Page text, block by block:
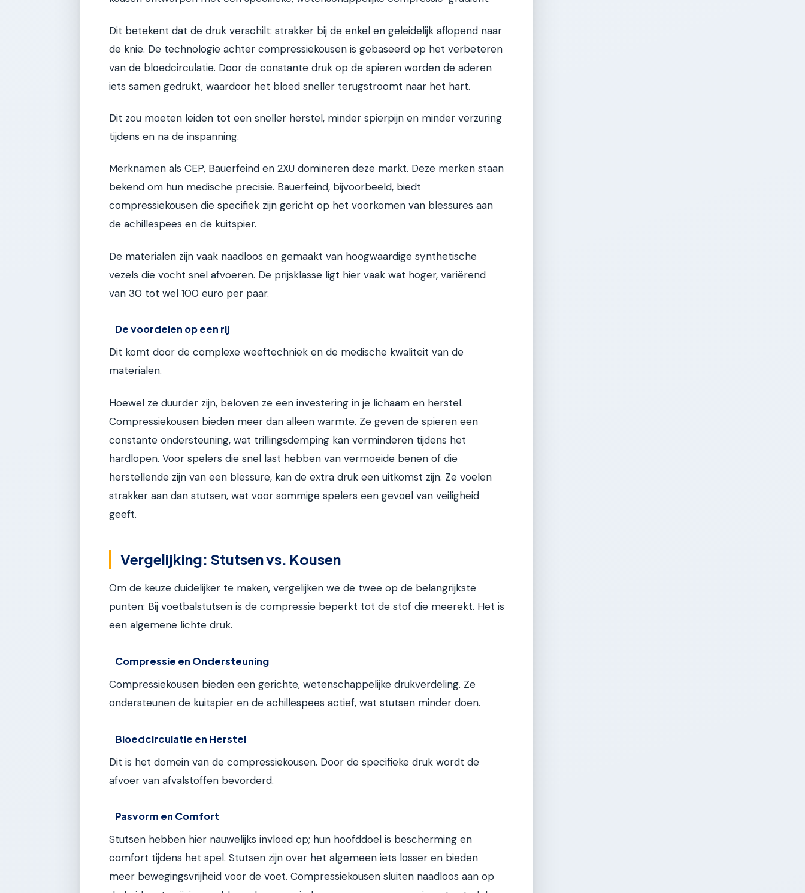
Dit betekent dat de druk verschilt: strakker bij de enkel en geleidelijk aflopend naar
de knie. De technologie achter compressiekousen is gebaseerd op het verbeteren
van de bloedcirculatie. Door de constante druk op de spieren worden de aderen
iets samen gedrukt, waardoor het bloed sneller terugstroomt naar het hart.
Dit zou moeten leiden tot een sneller herstel, minder spierpijn en minder verzuring
tijdens en na de inspanning.
Merknamen als CEP, Bauerfeind en 2XU domineren deze markt. Deze merken staan
bekend om hun medische precisie. Bauerfeind, bijvoorbeeld, biedt
compressiekousen die specifiek zijn gericht op het voorkomen van blessures aan
de achillespees en de kuitspier.
De materialen zijn vaak naadloos en gemaakt van hoogwaardige synthetische
vezels die vocht snel afvoeren. De prijsklasse ligt hier vaak wat hoger, variërend
van 30 tot wel 100 euro per paar.
De voordelen op een rij
Dit komt door de complexe weeftechniek en de medische kwaliteit van de
materialen.
Hoewel ze duurder zijn, beloven ze een investering in je lichaam en herstel.
Compressiekousen bieden meer dan alleen warmte. Ze geven de spieren een
constante ondersteuning, wat trillingsdemping kan verminderen tijdens het
hardlopen. Voor spelers die snel last hebben van vermoeide benen of die
herstellende zijn van een blessure, kan de extra druk een uitkomst zijn. Ze voelen
strakker aan dan stutsen, wat voor sommige spelers een gevoel van veiligheid
geeft.
Vergelijking: Stutsen vs. Kousen
Om de keuze duidelijker te maken, vergelijken we de twee op de belangrijkste
punten: Bij voetbalstutsen is de compressie beperkt tot de stof die meerekt. Het is
een algemene lichte druk.
Compressie en Ondersteuning
Compressiekousen bieden een gerichte, wetenschappelijke drukverdeling. Ze
ondersteunen de kuitspier en de achillespees actief, wat stutsen minder doen.
Bloedcirculatie en Herstel
Dit is het domein van de compressiekousen. Door de specifieke druk wordt de
afvoer van afvalstoffen bevorderd.
Pasvorm en Comfort
Stutsen hebben hier nauwelijks invloed op; hun hoofddoel is bescherming en
comfort tijdens het spel. Stutsen zijn over het algemeen iets losser en bieden
meer bewegingsvrijheid voor de voet. Compressiekousen sluiten naadloos aan op